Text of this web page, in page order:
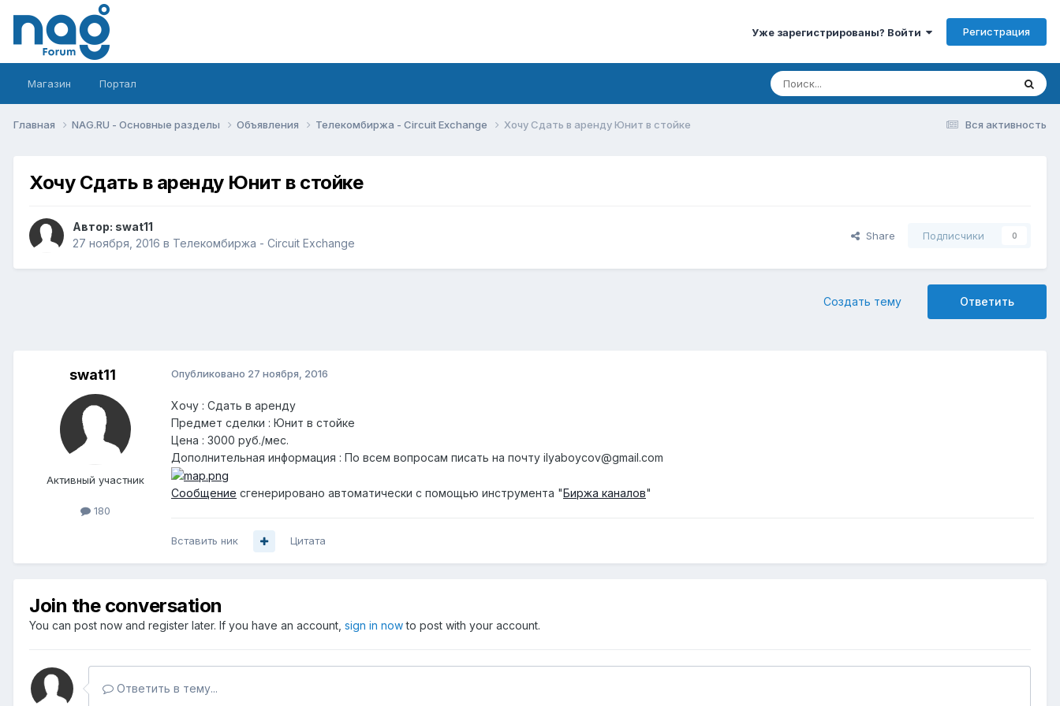
Уже зарегистрированы? Войти Регистрация
Магазин Портал
Вся активность
Главная NAG.RU - Основные разделы Объявления Телекомбиржа - Circuit Exchange Хочу Сдать в аренду Юнит в стойке
Хочу Сдать в аренду Юнит в стойке
Автор: swat11
27 ноября, 2016 в Телекомбиржа - Circuit Exchange
Share Подписчики 0
Ответить
Создать тему
swat11
Активный участник
180
Опубликовано 27 ноября, 2016
Хочу : Сдать в аренду
Предмет сделки : Юнит в стойке
Цена : 3000 руб./мес.
Дополнительная информация : По всем вопросам писать на почту ilyaboycov@gmail.com
Сообщение сгенерировано автоматически с помощью инструмента "Биржа каналов"
Вставить ник Цитата
Join the conversation
You can post now and register later. If you have an account, sign in nowto post with your account.
Ответить в тему...